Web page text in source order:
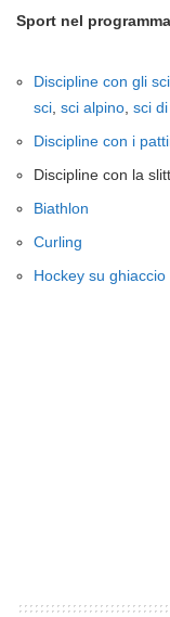
Sport nel
Discipline con gli sci
sci sci alpino sci
Discipline con i
Discipline con la
Biathlon
Curling
Hockey su ghiaccio